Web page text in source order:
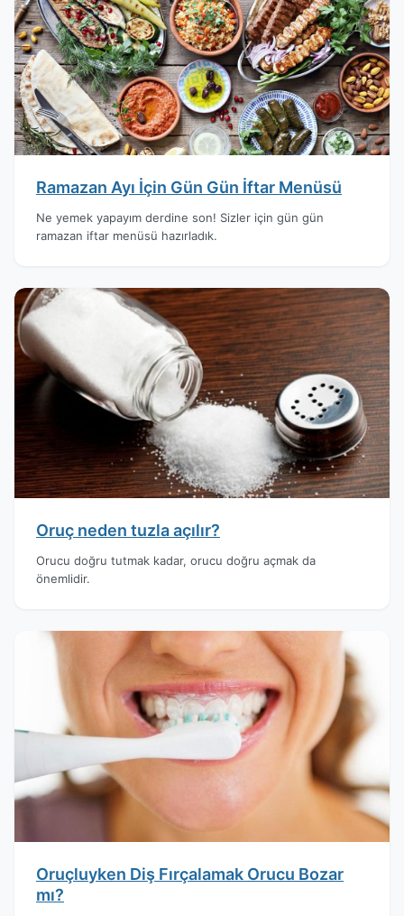
Ramazan Ayı İçin Gün Gün İftar Menüsü
Ne yemek yapayım derdine son! Sizler için gün gün
ramazan iftar menüsü hazırladık.
Oruç neden tuzla açılır?
Orucu doğru tutmak kadar, orucu doğru açmak da
önemlidir.
Oruçluyken Diş Fırçalamak Orucu Bozar
mı?